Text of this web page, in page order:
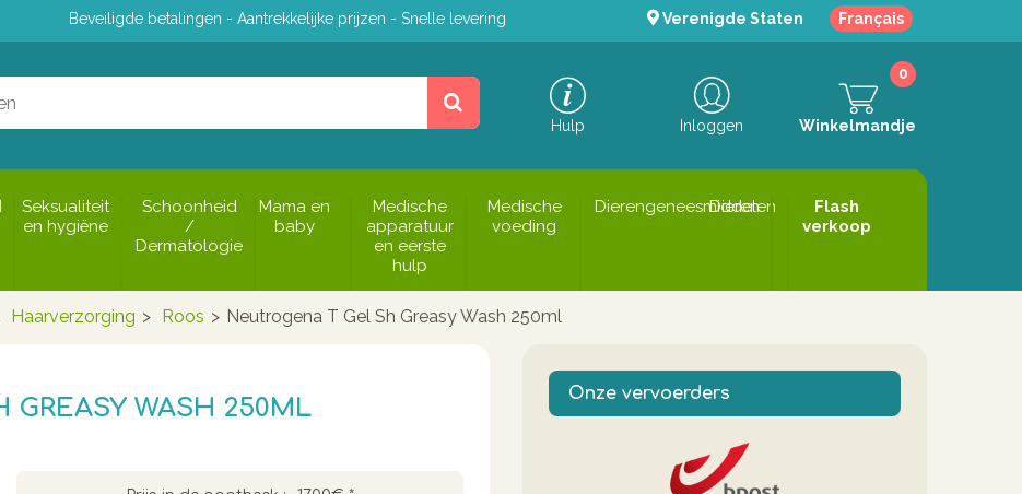
Beveiligde betalingen - Aantrekkelijke prijzen - Snelle levering Verenigde Staten Français
Hulp Inloggen Winkelmandje
0
Seksualiteit
en hygiëne
Schoonheid
/
Dermatologie
Mama en
baby
Medische
apparatuur
en eerste
hulp
Medische
voeding
Dierengeneesmiddelen
Dieren
Flash
verkoop
Haarverzorging > Roos > Neutrogena T Gel Sh Greasy Wash 250ml
GREASY WASH 250ML Onze vervoerders